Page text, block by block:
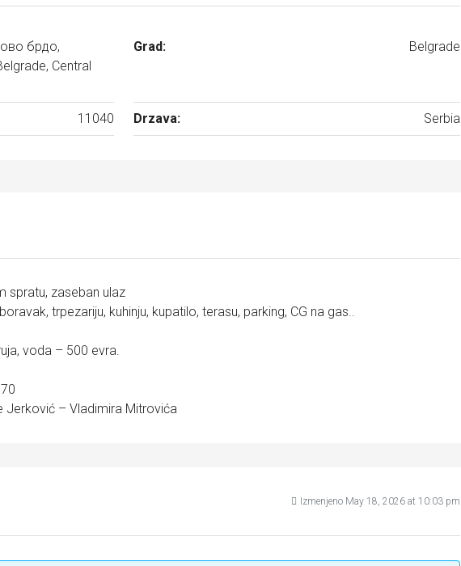
брдо,
Central
Grad: Belgrade
11040 Drzava: Serbia
spratu, zaseban ulaz
trpezariju, kuhinju, kupatilo, terasu, parking, CG na gas..
voda – 500 evra.
Jerković – Vladimira Mitrovića
Izmenjeno May 18, 2026 at 10:03 pm